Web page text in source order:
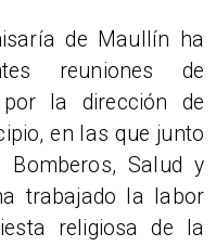
de Maullín ha
reuniones de
por la dirección de
en las que junto
Salud y
trabajado la labor
religiosa de la